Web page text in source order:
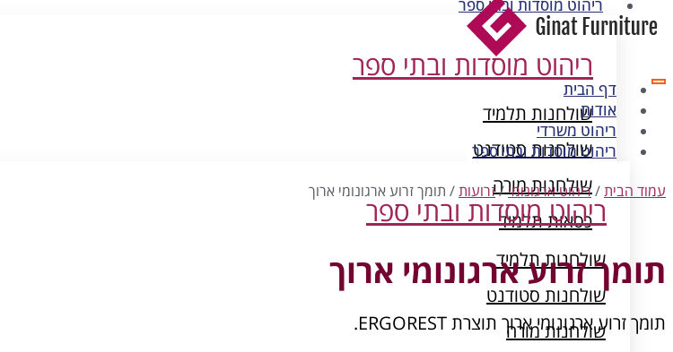
ריהוט מוסדות ובתי ספר
ריהוט מוסדות ובתי ספר
שולחנות תלמיד
שולחנות סטודנט
שולחנות מורה
כסאות תלמיד
ארונות מתכת
דף הבית
אודות
ריהוט משרדי
ריהוט מוסדות ובתי ספר
ריהוט מוסדות ובתי ספר
שולחנות תלמיד
שולחנות סטודנט
שולחנות מורה
עמוד הבית/ריהוט ארגונומי/זרועות/ תומך זרוע ארגונומי ארוך
תומך זרוע ארגונומי ארוך
תומך זרוע ארגונומי ארוך תוצרת ERGOREST.